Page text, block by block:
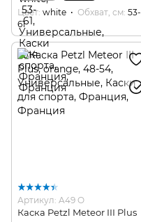
Цвет white Обхват, см 53-
61
Артикул: A49 O
Каска Petzl Meteor III Plus